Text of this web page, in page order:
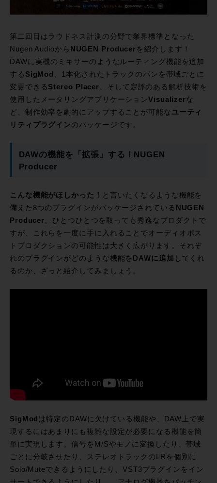
第二回目はラウドネス計測の分野で業界標準となった
Nugen Audioから NUGEN Producerを紹介します！
DAWに実機のミキサーのようなルーティング機能を追加
する SigMod 、1本化されたトラックのパンを帯域ごとに
変更できるStereo Placer、そして定評のある解析技術を
使用したメータリングアプリケーションVisualizerな
ど、制作効率を劇的にアップすることが可能なユーティ
リティプラグインのパッケージです。
DAWの機能を「拡張」する！NUGEN
Producer
こんな機能がほしかった！
と言いたくなるような機能を
備えた8つのプラグインがパッケージされている NUGEN
Producer 。ひとつひとつを取っても秀逸なプロダクトで
すが、これらを一度に手に入れることでオーディオポス
トプロダクションの可能性は大きく広がります。それぞ
れのプラグインがどのような機能を DAWに追加
してくれ
るのか、ざっと紹介してみましょう。
SigMod は特定のDAWに欠けている機能や、DAW上で実
現するにはあまりにも複雑な設定が必要になる機能を簡
単に実現します。信号をM/Sやモノに変換したり、帯域
ごとに分岐させたり、ステレオトラックのLRを個別に
Solo/Muteできるようにしたり、VST3プラグインをイン